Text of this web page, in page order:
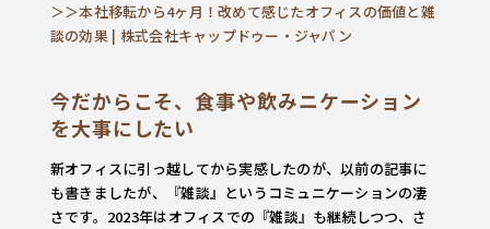
＞＞本社移転から4ヶ月！改めて感じたオフィスの価値と雑
談の効果 | 株式会社キャップドゥー・ジャパン
今だからこそ、食事や飲みニケーション
を大事にしたい
新オフィスに引っ越してから実感したのが、以前の記事に
も書きましたが、『雑談』というコミュニケーションの凄
さです。2023年はオフィスでの『雑談』も継続しつつ、さ